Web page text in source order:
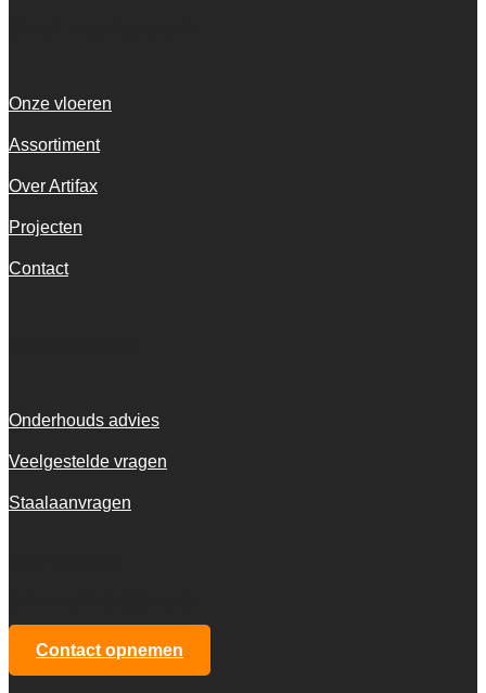
Onze vloeren
Assortiment
Over Artifax
Projecten
Contact
Onderhouds advies
Veelgestelde vragen
Staalaanvragen
Contact opnemen